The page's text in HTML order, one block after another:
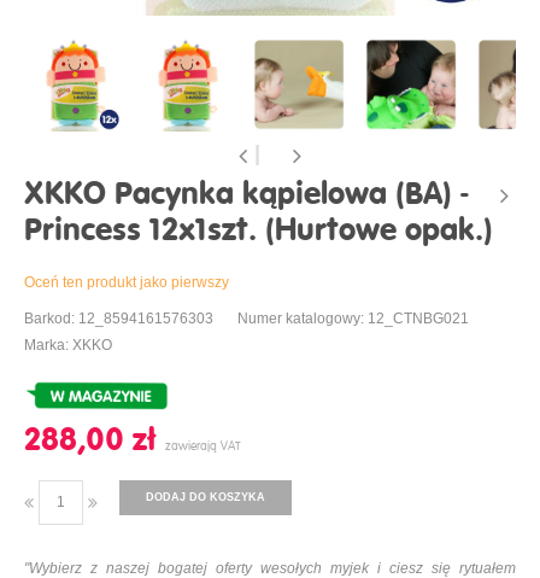
XKKO Pacynka kąpielowa (BA) -
Princess 12x1szt. (Hurtowe opak.)
Oceń ten produkt jako pierwszy
Barkod: 12_8594161576303
Numer katalogowy: 12_CTNBG021
Marka: XKKO
288,00 ‎zł
DODAJ DO KOSZYKA
"Wybierz z naszej bogatej oferty wesołych myjek i ciesz się rytuałem